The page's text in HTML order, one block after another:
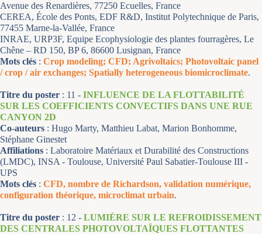
Avenue des Renardières, 77250 Ecuelles, France
CEREA, École des Ponts, EDF R&D, Institut Polytechnique de Paris,
77455 Marne-la-Vallée, France
INRAE, URP3F, Equipe Ecophysiologie des plantes fourragères, Le
Chêne – RD 150, BP 6, 86600 Lusignan, France
Mots clés : Crop modeling; CFD; Agrivoltaics; Photovoltaic panel
/ crop / air exchanges; Spatially heterogeneous biomicroclimate.
Titre du poster : 11 - INFLUENCE DE LA FLOTTABILITÉ
SUR LES COEFFICIENTS CONVECTIFS DANS UNE RUE
CANYON 2D
Co-auteurs : Hugo Marty, Matthieu Labat, Marion Bonhomme,
Stéphane Ginestet
Affiliations : Laboratoire Matériaux et Durabilité des Constructions
(LMDC), INSA - Toulouse, Université Paul Sabatier-Toulouse III -
UPS
Mots clés : CFD, nombre de Richardson, validation numérique,
configuration théorique, microclimat urbain.
Titre du poster : 12 - LUMIÈRE SUR LE REFROIDISSEMENT
DES CENTRALES PHOTOVOLTAÏQUES FLOTTANTES